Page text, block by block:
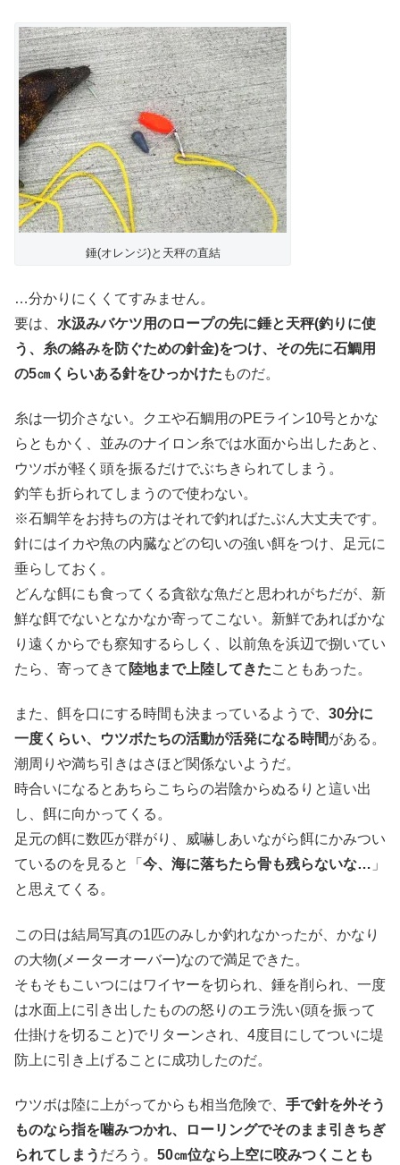
錘(オレンジ)と天秤の直結
…分かりにくくてすみません。
要は、 水汲みバケツ用のロープの先に錘と天秤(釣りに使
う、糸の絡みを防ぐための針金)をつけ、その先に石鯛用
の5㎝くらいある針をひっかけた ものだ。
糸は一切介さない。クエや石鯛用のPEライン10号とかな
らともかく、並みのナイロン糸では水面から出したあと、
ウツボが軽く頭を振るだけでぶちきられてしまう。
釣竿も折られてしまうので使わない。
※石鯛竿をお持ちの方はそれで釣ればたぶん大丈夫です。
針にはイカや魚の内臓などの匂いの強い餌をつけ、足元に
垂らしておく。
どんな餌にも食ってくる貪欲な魚だと思われがちだが、新
鮮な餌でないとなかなか寄ってこない。新鮮であればかな
り遠くからでも察知するらしく、以前魚を浜辺で捌いてい
たら、寄ってきて 陸地まで上陸してきたこともあった。
また、餌を口にする時間も決まっているようで、 30分に
一度くらい、ウツボたちの活動が活発になる時間がある。
潮周りや満ち引きはさほど関係ないようだ。
時合いになるとあちらこちらの岩陰からぬるりと這い出
し、餌に向かってくる。
足元の餌に数匹が群がり、威嚇しあいながら餌にかみつい
ているのを見ると「 今、海に落ちたら骨も残らないな… 」
と思えてくる。
この日は結局写真の1匹のみしか釣れなかったが、かなり
の大物(メーターオーバー)なので満足できた。
そもそもこいつにはワイヤーを切られ、錘を削られ、一度
は水面上に引き出したものの怒りのエラ洗い(頭を振って
仕掛けを切ること)でリターンされ、4度目にしてついに堤
防上に引き上げることに成功したのだ。
ウツボは陸に上がってからも相当危険で、 手で針を外そう
ものなら指を噛みつかれ、ローリングでそのまま引きちぎ
られてしまう だろう。 50㎝位なら上空に咬みつくことも